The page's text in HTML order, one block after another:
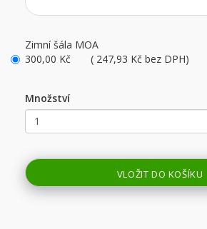
Zimní šála MOA
300,00 Kč ( 247,93 Kč bez DPH)
Množství
VLOŽIT DO KOŠÍKU